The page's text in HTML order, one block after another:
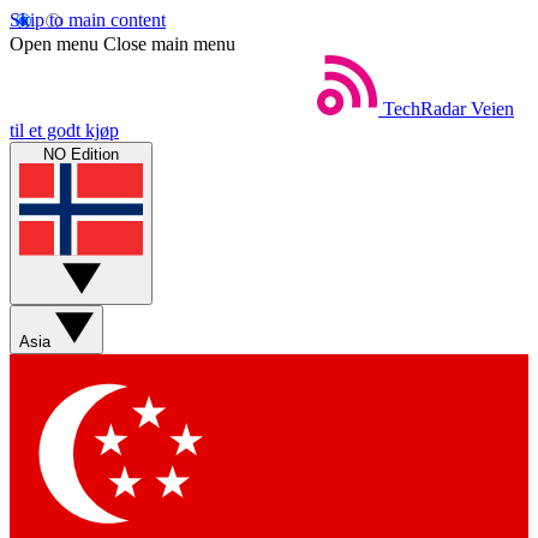
Skip to main content
Open menu Close main menu
TechRadar Veien
til et godt kjøp
NO Edition
Asia